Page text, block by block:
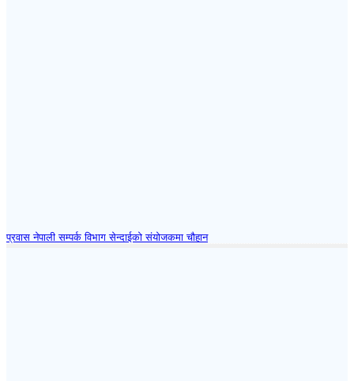
प्रवास नेपाली सम्पर्क विभाग सेन्दाईको संयोजकमा चौहान